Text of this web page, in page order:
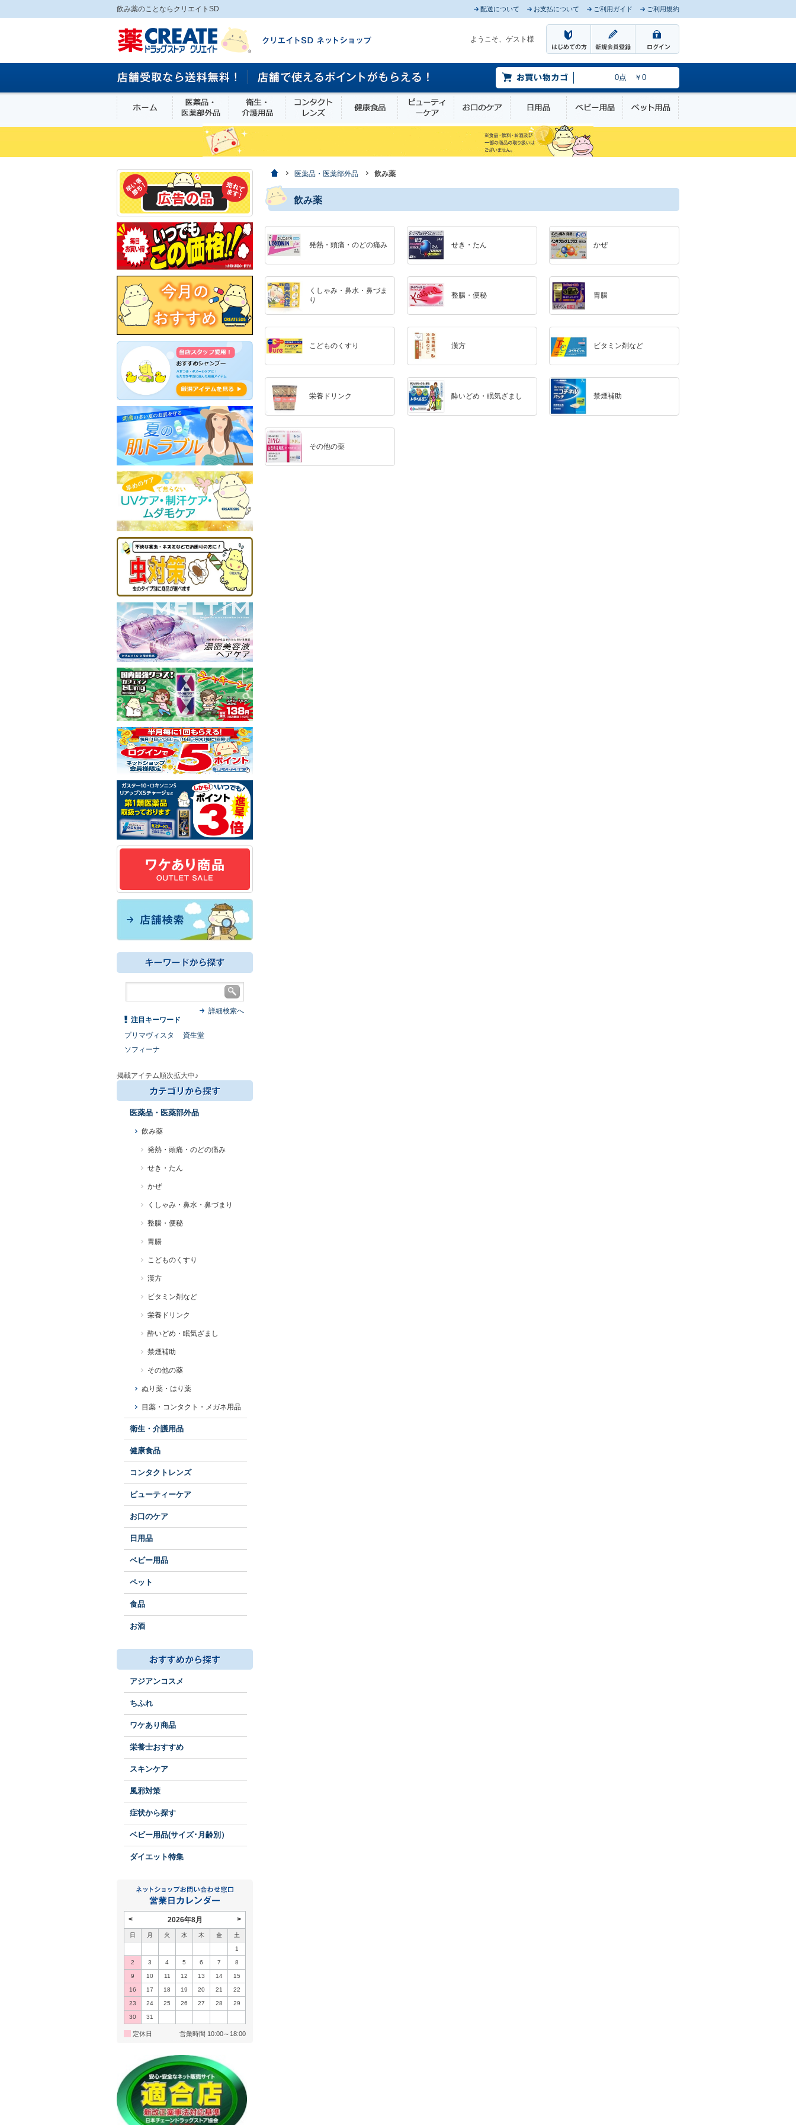
飲み薬のことならクリエイトSD 配送について お支払について ご利用ガイド ご利用規約
ようこそ、ゲスト様
0点 ￥0
ホーム 医薬品・医薬部外品衛生・介護用品 コンタクトレンズ健康食品 ビューティーケアお口のケア 日用品 ベビー用品 ペット用品
ホーム医薬品・医薬部外品 飲み薬
飲み薬
発熱・頭痛・のどの痛み せき・たん かぜ
くしゃみ・鼻水・鼻づま
り
整腸・便秘 胃腸
こどものくすり 漢方 ビタミン剤など
栄養ドリンク 酔いどめ・眠気ざまし 禁煙補助
その他の薬
詳細検索へ
注目キーワード
プリマヴィスタ
資生堂
ソフィーナ
掲載アイテム順次拡大中♪
医薬品・医薬部外品
飲み薬
発熱・頭痛・のどの痛み
せき・たん
かぜ
くしゃみ・鼻水・鼻づまり
整腸・便秘
胃腸
こどものくすり
漢方
ビタミン剤など
栄養ドリンク
酔いどめ・眠気ざまし
禁煙補助
その他の薬
ぬり薬・はり薬
目薬・コンタクト・メガネ用品
衛生・介護用品
健康食品
コンタクトレンズ
ビューティーケア
お口のケア
日用品
ベビー用品
ペット
食品
お酒
アジアンコスメ
ちふれ
ワケあり商品
栄養士おすすめ
スキンケア
風邪対策
症状から探す
ベビー用品(サイズ･月齢別）
ダイエット特集
< >
2026年8月
日 月 火 水 木 金 土
1
2 3 4 5 6 7 8
9 10 11 12 13 14 15
16 17 18 19 20 21 22
23 24 25 26 27 28 29
30 31
定休日 営業時間 10:00～18:00